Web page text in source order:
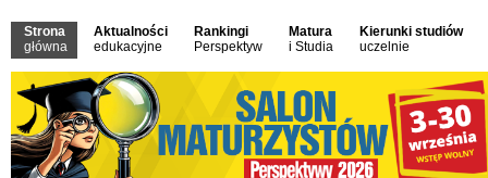
Strona
główna
Aktualności
edukacyjne
Rankingi
Perspektyw
Matura
i Studia
Kierunki studiów
uczelnie